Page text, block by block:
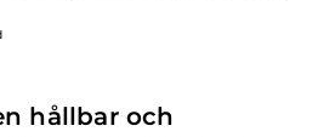
hållbar och